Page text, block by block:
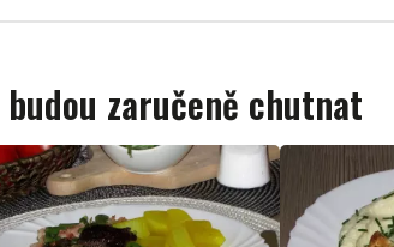
zaručeně chutnat